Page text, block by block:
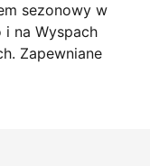
sezonowy w
na Wyspach
Zapewniane